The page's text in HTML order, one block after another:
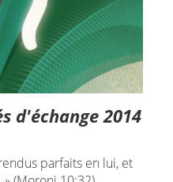
d'échange 2014
parfaits en lui, et